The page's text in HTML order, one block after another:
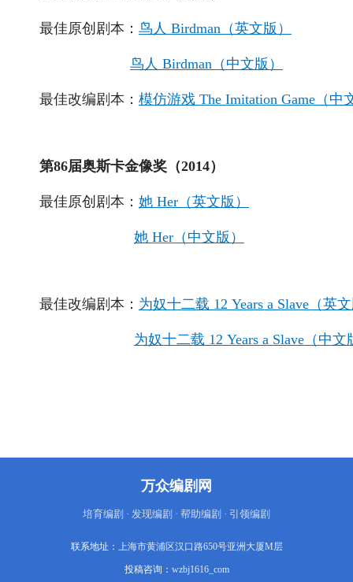
最佳原创剧本： 鸟人 Birdman（英文版）
鸟人 Birdman（中文版）
最佳改编剧本： 模仿游戏 The Imitation Game（中
第86届奥斯卡金像奖（2014）
最佳原创剧本： 她 Her（英文版）
她 Her（中文版）
最佳改编剧本： 为奴十二载 12 Years a Slave（英
为奴十二载 12 Years a Slave（中文
万众编剧网
培育编剧 · 发现编剧 · 帮助编剧 · 引领编剧
联系地址： 上海市黄浦区汉口路650号亚洲大厦M层
投稿咨询： wzbj1616_com